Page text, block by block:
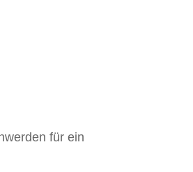
für ein